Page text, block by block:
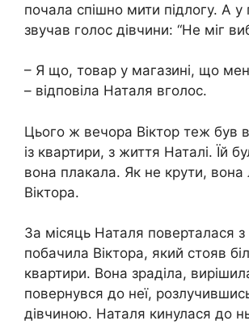
почала спішно мити підлогу. А у
звучав голос дівчини: “Не міг
– Я що, товар у магазині, що
– відповіла Наталя вголос.
Цього ж вечора Віктор теж був
із квартири, з життя Наталі. Їй
вона плакала. Як не крути,
Віктора.
За місяць Наталя поверталася з
побачила Віктора, який стояв
квартири. Вона зраділа,
повернувся до неї, розлучившись
дівчиною. Наталя кинулася до